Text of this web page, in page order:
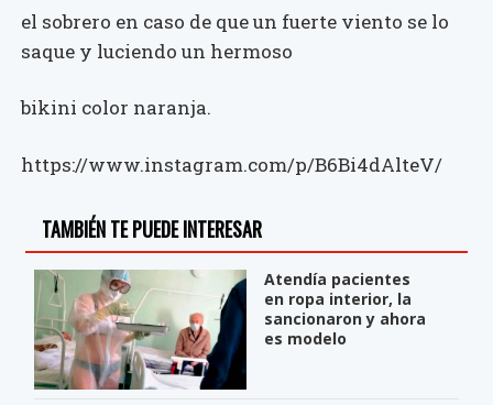
el sobrero en caso de que un fuerte viento se lo
saque y luciendo un hermoso
bikini color naranja.
https://www.instagram.com/p/B6Bi4dAlteV/
TAMBIÉN TE PUEDE INTERESAR
Atendía pacientes
en ropa interior, la
sancionaron y ahora
es modelo